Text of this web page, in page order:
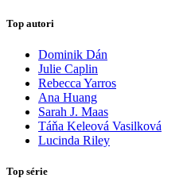
Top autori
Dominik Dán
Julie Caplin
Rebecca Yarros
Ana Huang
Sarah J. Maas
Táňa Keleová Vasilková
Lucinda Riley
Top série